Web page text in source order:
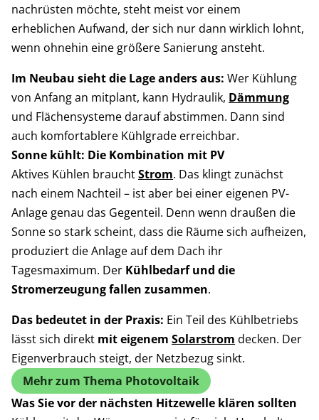
nachrüsten möchte, steht meist vor einem
erheblichen Aufwand, der sich nur dann wirklich lohnt,
wenn ohnehin eine größere Sanierung ansteht.
Im Neubau sieht die Lage anders aus:Wer Kühlung
von Anfang an mitplant, kann Hydraulik, Dämmung
und Flächensysteme darauf abstimmen. Dann sind
auch komfortablere Kühlgrade erreichbar.
Sonne kühlt: Die Kombination mit PV
Aktives Kühlen brauchtStrom. Das klingt zunächst
nach einem Nachteil – ist aber bei einer eigenen PV-
Anlage genau das Gegenteil. Denn wenn draußen die
Sonne so stark scheint, dass die Räume sich aufheizen,
produziert die Anlage auf dem Dach ihr
Tagesmaximum. Der Kühlbedarf und die
Stromerzeugung fallen zusammen.
Das bedeutet in der Praxis: Ein Teil des Kühlbetriebs
lässt sich direkt mit eigenemSolarstrom decken. Der
Eigenverbrauch steigt, der Netzbezug sinkt.
Mehr zum Thema Photovoltaik
Was Sie vor der nächsten Hitzewelle klären sollten